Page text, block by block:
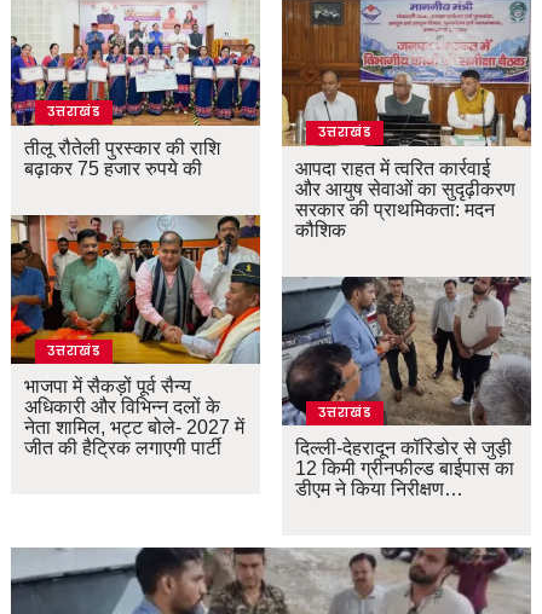
उत्तराखंड
तीलू रौतेली पुरस्कार की राशि
बढ़ाकर 75 हजार रुपये की
उत्तराखंड
भाजपा में सैकड़ों पूर्व सैन्य
अधिकारी और विभिन्न दलों के
नेता शामिल, भट्ट बोले- 2027 में
जीत की हैट्रिक लगाएगी पार्टी
उत्तराखंड
आपदा राहत में त्वरित कार्रवाई
और आयुष सेवाओं का सुदृढ़ीकरण
सरकार की प्राथमिकता: मदन
कौशिक
उत्तराखंड
दिल्ली-देहरादून कॉरिडोर से जुड़ी
12 किमी ग्रीनफील्ड बाईपास का
डीएम ने किया निरीक्षण…